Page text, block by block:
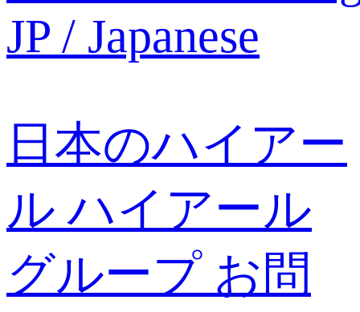
JP / Japanese
日本のハイアー
ルハイアール
グループ お問